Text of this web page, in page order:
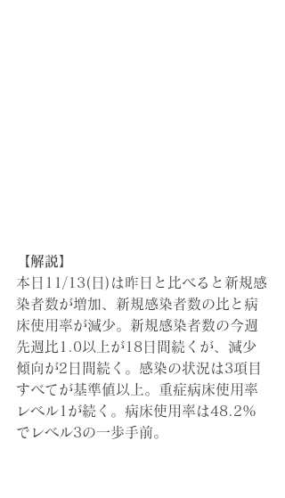
【解説】
本日11/13(日)は昨日と比べると新規感
染者数が増加、新規感染者数の比と病
床使用率が減少。新規感染者数の今週
先週比1.0以上が18日間続くが、減少
傾向が2日間続く。感染の状況は3項目
すべてが基準値以上。重症病床使用率
レベル1が続く。病床使用率は48.2%
でレベル3の一歩手前。